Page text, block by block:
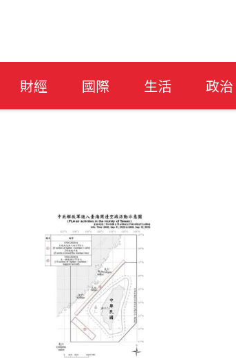
財經 國際 生活 政治